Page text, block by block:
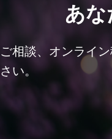
あ
ご相談、オンライ
さい。